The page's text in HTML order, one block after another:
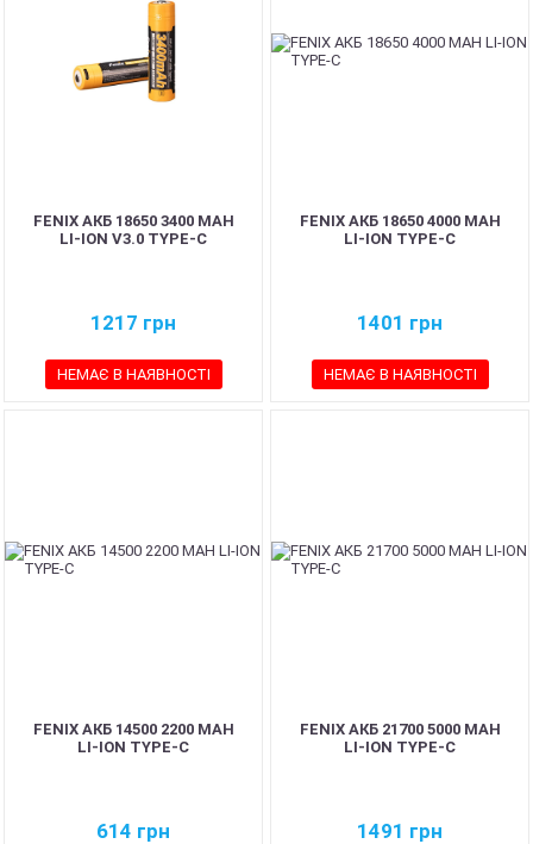
FENIX АКБ 18650 3400 MAH
LI-ION V3.0 TYPE-C
1217 грн
НЕМАЄ В НАЯВНОСТІ
FENIX АКБ 18650 4000 MAH
LI-ION TYPE-C
1401 грн
НЕМАЄ В НАЯВНОСТІ
FENIX АКБ 14500 2200 MAH
LI-ION TYPE-C
614 грн
FENIX АКБ 21700 5000 MAH
LI-ION TYPE-C
1491 грн